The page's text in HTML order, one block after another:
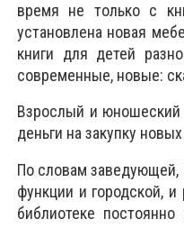
время не только с
установлена новая
книги для детей
современные, новые:
Взрослый и юношеский
деньги на закупку
По словам заведующей,
функции и городской,
библиотеке